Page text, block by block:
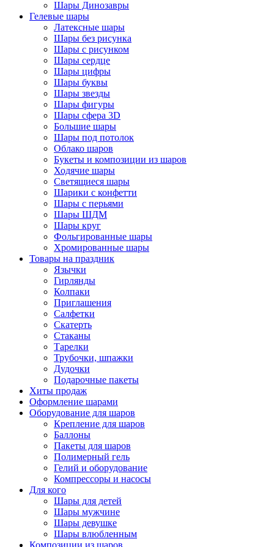
Шары Динозавры
Гелевые шары
Латексные шары
Шары без рисунка
Шары с рисунком
Шары сердце
Шары цифры
Шары буквы
Шары звезды
Шары фигуры
Шары сфера 3D
Большие шары
Шары под потолок
Облако шаров
Букеты и композиции из шаров
Ходячие шары
Светящиеся шары
Шарики с конфетти
Шары с перьями
Шары ШДМ
Шары круг
Фольгированные шары
Хромированные шары
Товары на праздник
Язычки
Гирлянды
Колпаки
Приглашения
Салфетки
Скатерть
Стаканы
Тарелки
Трубочки, шпажки
Дудочки
Подарочные пакеты
Хиты продаж
Оформление шарами
Оборудование для шаров
Крепление для шаров
Баллоны
Пакеты для шаров
Полимерный гель
Гелий и оборудование
Компрессоры и насосы
Для кого
Шары для детей
Шары мужчине
Шары девушке
Шары влюбленным
Композиции из шаров